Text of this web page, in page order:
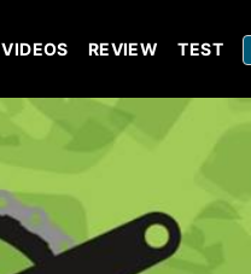
VIDEOS REVIEW TEST